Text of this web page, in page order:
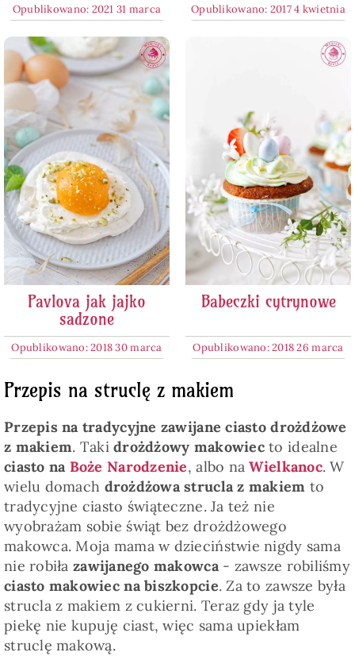
Opublikowano: 2021 31 marca Opublikowano: 2017 4 kwietnia
Pavlova jak jajko
sadzone
Opublikowano: 2018 30 marca
Babeczki cytrynowe
Opublikowano: 2018 26 marca
Przepis na struclę z makiem
Przepis na tradycyjne zawijane ciasto drożdżowe
z makiem. Takidrożdżowy makowiecto idealne
ciasto na Boże Narodzenie, albo naWielkanoc. W
wielu domach drożdżowa strucla z makiem to
tradycyjne ciasto świąteczne. Ja też nie
wyobrażam sobie świąt bez drożdżowego
makowca. Moja mama w dzieciństwie nigdy sama
nie robiła zawijanego makowca- zawsze robiliśmy
ciasto makowiec na biszkopcie. Za to zawsze była
strucla z makiem z cukierni. Teraz gdy ja tyle
piekę nie kupuję ciast, więc sama upiekłam
struclę makową.